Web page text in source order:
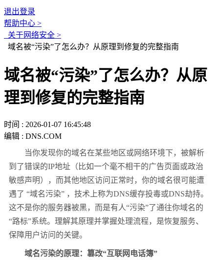
退出登录
帮助中心 >
关于网络安全 >
域名被“污染”了怎么办？从原理到修复的完整指南
域名被“污染”了怎么办？从原
理到修复的完整指南
时间 : 2026-01-07 16:45:48
编辑 : DNS.COM
当你发现你的域名在某些地区或网络环境下，被解析
到了错误的IP地址（比如一个毫不相干的广告页面或政治
敏感声明），而其他地区访问正常时，你的域名很可能遭
遇了 “域名污染” ，技术上称为DNS缓存投毒或DNS劫持。
这不是你的服务器被黑，而是有人“污染”了通往你域名的
“路标”系统。理解其原理并掌握处理流程，是恢复服务、
保障用户访问的关键。
域名污染的原理：篡改“互联网电话簿”